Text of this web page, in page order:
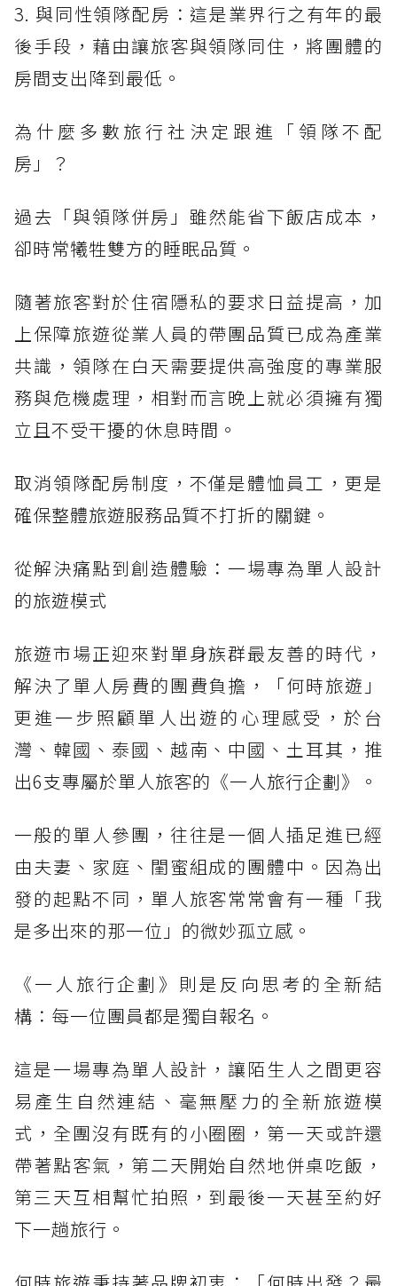
3. 與同性領隊配房：這是業界行之有年的最
後手段，藉由讓旅客與領隊同住，將團體的
房間支出降到最低。
為什麼多數旅行社決定跟進「領隊不配
房」？
過去「與領隊併房」雖然能省下飯店成本，
卻時常犧牲雙方的睡眠品質。
隨著旅客對於住宿隱私的要求日益提高，加
上保障旅遊從業人員的帶團品質已成為產業
共識，領隊在白天需要提供高強度的專業服
務與危機處理，相對而言晚上就必須擁有獨
立且不受干擾的休息時間。
取消領隊配房制度，不僅是體恤員工，更是
確保整體旅遊服務品質不打折的關鍵。
從解決痛點到創造體驗：一場專為單人設計
的旅遊模式
旅遊市場正迎來對單身族群最友善的時代，
解決了單人房費的團費負擔，「何時旅遊」
更進一步照顧單人出遊的心理感受，於台
灣、韓國、泰國、越南、中國、土耳其，推
出6支專屬於單人旅客的《一人旅行企劃》。
一般的單人參團，往往是一個人插足進已經
由夫妻、家庭、閨蜜組成的團體中。因為出
發的起點不同，單人旅客常常會有一種「我
是多出來的那一位」的微妙孤立感。
《一人旅行企劃》則是反向思考的全新結
構：每一位團員都是獨自報名。
這是一場專為單人設計，讓陌生人之間更容
易產生自然連結、毫無壓力的全新旅遊模
式，全團沒有既有的小圈圈，第一天或許還
帶著點客氣，第二天開始自然地併桌吃飯，
第三天互相幫忙拍照，到最後一天甚至約好
下一趟旅行。